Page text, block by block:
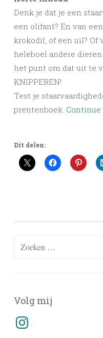
Denk je dat je een
een olifant? En van
krokodil, of een uil? Of
heleboel andere
het punt om dat uit te
KNIPPEREN!
Test je
prentenboek.
Dit delen:
Zoeken
Volg mij
Instagram